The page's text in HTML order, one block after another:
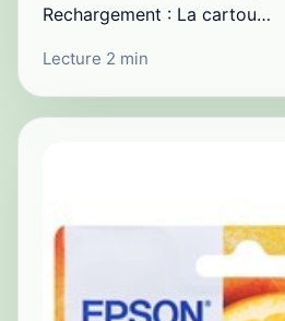
Rechargement : La cartou…
Lecture 2 min